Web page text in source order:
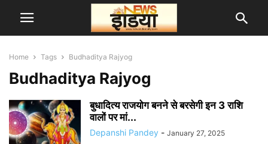
Home Tags Budhaditya Rajyog
Budhaditya Rajyog
बुधादित्य राजयोग बनने से बरसेगी इन 3 राशि
वालों पर मां...
Depanshi Pandey - January 27, 2025